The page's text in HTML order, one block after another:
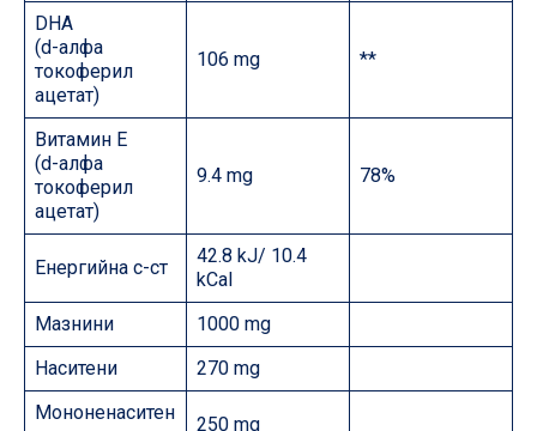
DHA
(d-алфа
токоферил
ацетат)
106 mg **
Витамин Е
(d-алфа
токоферил
ацетат)
9.4 mg 78%
Енергийна с-ст
42.8 kJ/ 10.4
kCal
Мазнини
1000 mg
Наситени
270 mg
Мононенаситен
250 mg